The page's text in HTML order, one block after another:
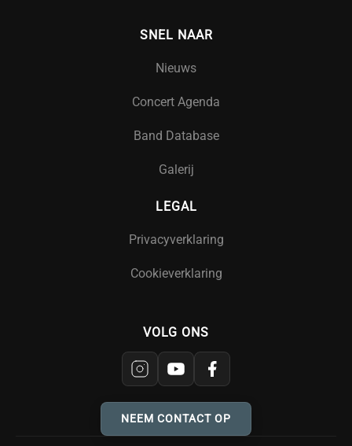
SNEL NAAR
Nieuws
Concert Agenda
Band Database
Galerij
LEGAL
Privacyverklaring
Cookieverklaring
VOLG ONS
NEEM CONTACT OP